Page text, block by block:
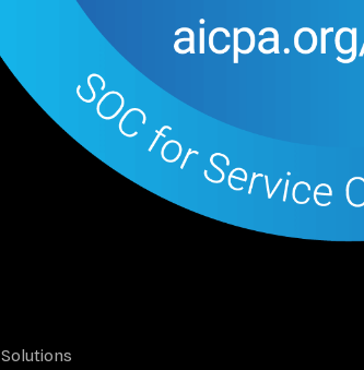
Solutions